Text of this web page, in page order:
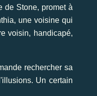
de Stone, promet à
une voisine qui
voisin, handicapé,
rechercher sa
Un certain